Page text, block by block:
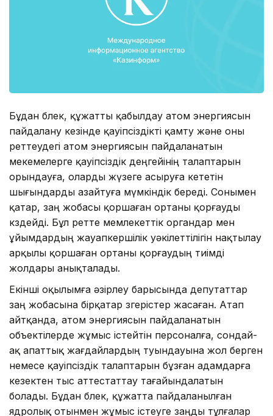
Бұдан бөлек, құжатты қабылдау атом энергиясын
пайдалану кезінде қауіпсіздікті қамту және оны
реттеудегі атом энергиясын пайдаланатын
мекемелерге қауіпсіздік деңгейінің талаптарын
орындауға, оларды жүзеге асыруға кететін
шығындарды азайтуға мүмкіндік береді. Сонымен
қатар, заң жобасы қоршаған ортаны қорғауды
көздейді. Бұл ретте мемлекеттік органдар мен
ұйымдардың жауапкершілік уәкілеттілігін нақтылау
арқылы қоршаған ортаны қорғаудың тиімді
жолдары анықталады.
Екінші оқылымға әзірлеу барысында депутаттар
заң жобасына бірқатар өзгерістер жасаған. Атап
айтқанда, атом энергиясын пайдаланатын
объектілерде жұмыс істейтін персоналға, сондай-
ақ апаттық жағдайлардың туындауына жол берген
немесе қауіпсіздік талаптарын бұзған адамдарға
кезектен тыс аттестаттау тағайындалатын
болады. Бұдан бөлек, құжатта пайдаланылған
ядролық отынмен жұмыс істеуге заңды тұлғалар